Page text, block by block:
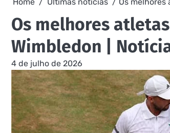
Os melhores
Wimbledon |
4 de julho de 2026